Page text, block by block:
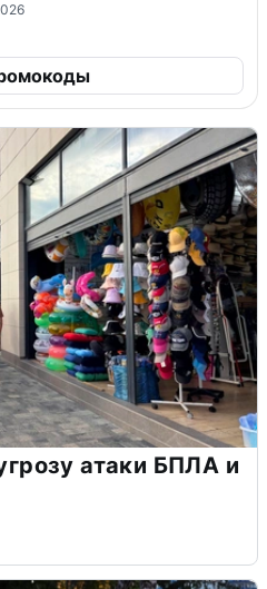
атаки БПЛА и